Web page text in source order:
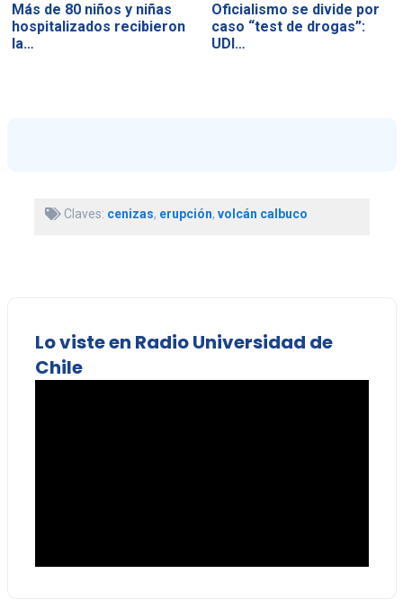
Más de 80 niños y niñas
hospitalizados recibieron
la…
Oficialismo se divide por
caso “test de drogas”:
UDI…
Claves: cenizas, erupción, volcán calbuco
Lo viste en Radio Universidad de
Chile